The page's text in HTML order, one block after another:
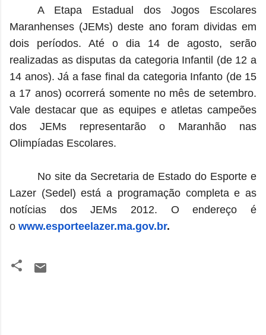
A Etapa Estadual dos Jogos Escolares
Maranhenses (JEMs) deste ano foram dividas em
dois períodos. Até o dia 14 de agosto, serão
realizadas as disputas da categoria Infantil (de 12 a
14 anos). Já a fase final da categoria Infanto (de 15
a 17 anos) ocorrerá somente no mês de setembro.
Vale destacar que as equipes e atletas campeões
dos JEMs representarão o Maranhão nas
Olimpíadas Escolares.
No site da Secretaria de Estado do Esporte e
Lazer (Sedel) está a programação completa e as
notícias dos JEMs 2012. O endereço é
o www.esporteelazer.ma.gov.br.